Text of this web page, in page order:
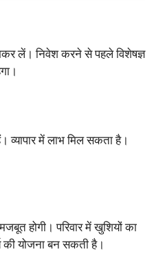
लें। निवेश करने से पहले विशेषज्ञ
में लाभ मिल सकता है।
होगी। परिवार में खुशियों का
की योजना बन सकती है।